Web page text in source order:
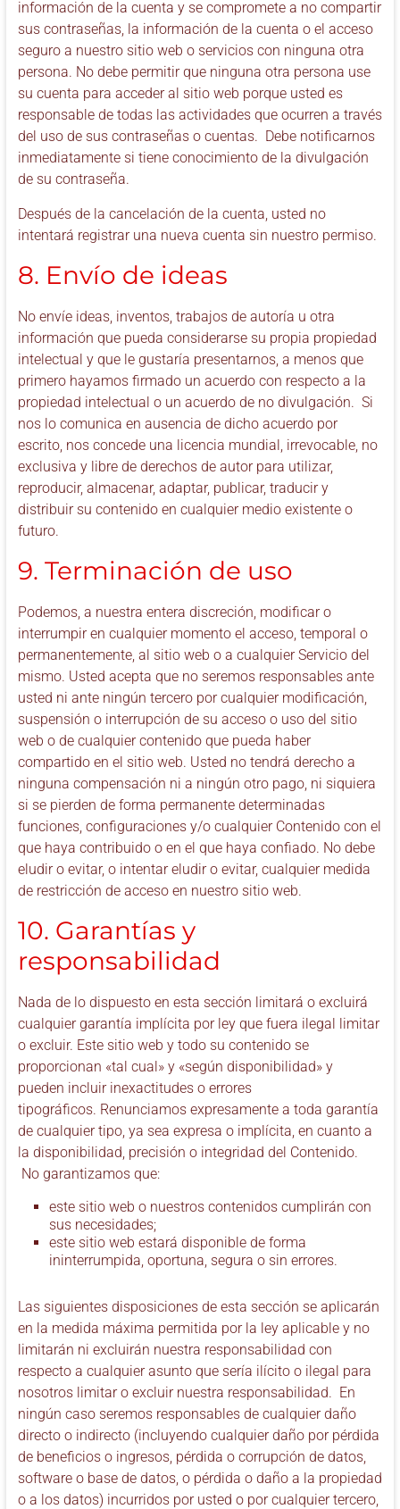
información de la cuenta y se compromete a no compartir
sus contraseñas, la información de la cuenta o el acceso
seguro a nuestro sitio web o servicios con ninguna otra
persona. No debe permitir que ninguna otra persona use
su cuenta para acceder al sitio web porque usted es
responsable de todas las actividades que ocurren a través
del uso de sus contraseñas o cuentas. Debe notificarnos
inmediatamente si tiene conocimiento de la divulgación
de su contraseña.
Después de la cancelación de la cuenta, usted no
intentará registrar una nueva cuenta sin nuestro permiso.
8. Envío de ideas
No envíe ideas, inventos, trabajos de autoría u otra
información que pueda considerarse su propia propiedad
intelectual y que le gustaría presentarnos, a menos que
primero hayamos firmado un acuerdo con respecto a la
propiedad intelectual o un acuerdo de no divulgación. Si
nos lo comunica en ausencia de dicho acuerdo por
escrito, nos concede una licencia mundial, irrevocable, no
exclusiva y libre de derechos de autor para utilizar,
reproducir, almacenar, adaptar, publicar, traducir y
distribuir su contenido en cualquier medio existente o
futuro.
9. Terminación de uso
Podemos, a nuestra entera discreción, modificar o
interrumpir en cualquier momento el acceso, temporal o
permanentemente, al sitio web o a cualquier Servicio del
mismo. Usted acepta que no seremos responsables ante
usted ni ante ningún tercero por cualquier modificación,
suspensión o interrupción de su acceso o uso del sitio
web o de cualquier contenido que pueda haber
compartido en el sitio web. Usted no tendrá derecho a
ninguna compensación ni a ningún otro pago, ni siquiera
si se pierden de forma permanente determinadas
funciones, configuraciones y/o cualquier Contenido con el
que haya contribuido o en el que haya confiado. No debe
eludir o evitar, o intentar eludir o evitar, cualquier medida
de restricción de acceso en nuestro sitio web.
10. Garantías y
responsabilidad
Nada de lo dispuesto en esta sección limitará o excluirá
cualquier garantía implícita por ley que fuera ilegal limitar
o excluir. Este sitio web y todo su contenido se
proporcionan «tal cual» y «según disponibilidad» y
pueden incluir inexactitudes o errores
tipográficos. Renunciamos expresamente a toda garantía
de cualquier tipo, ya sea expresa o implícita, en cuanto a
la disponibilidad, precisión o integridad del Contenido.
No garantizamos que:
este sitio web o nuestros contenidos cumplirán con
sus necesidades;
este sitio web estará disponible de forma
ininterrumpida, oportuna, segura o sin errores.
Las siguientes disposiciones de esta sección se aplicarán
en la medida máxima permitida por la ley aplicable y no
limitarán ni excluirán nuestra responsabilidad con
respecto a cualquier asunto que sería ilícito o ilegal para
nosotros limitar o excluir nuestra responsabilidad. En
ningún caso seremos responsables de cualquier daño
directo o indirecto (incluyendo cualquier daño por pérdida
de beneficios o ingresos, pérdida o corrupción de datos,
software o base de datos, o pérdida o daño a la propiedad
o a los datos) incurridos por usted o por cualquier tercero,